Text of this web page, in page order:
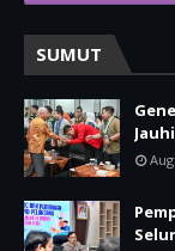
SUMUT